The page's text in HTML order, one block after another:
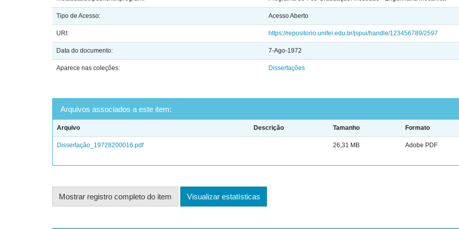
Tipo de Acesso: Acesso Aberto
URI: https://repositorio.unifei.edu.br/jspui/handle/123456789/2597
Data do documento: 7-Ago-1972
Aparece nas coleções: Dissertações
Arquivos associados a este item:
Arquivo Descrição Tamanho Formato
Dissertação_19728200016.pdf 26,31 MB Adobe PDF
Mostrar registro completo do item Visualizar estatísticas